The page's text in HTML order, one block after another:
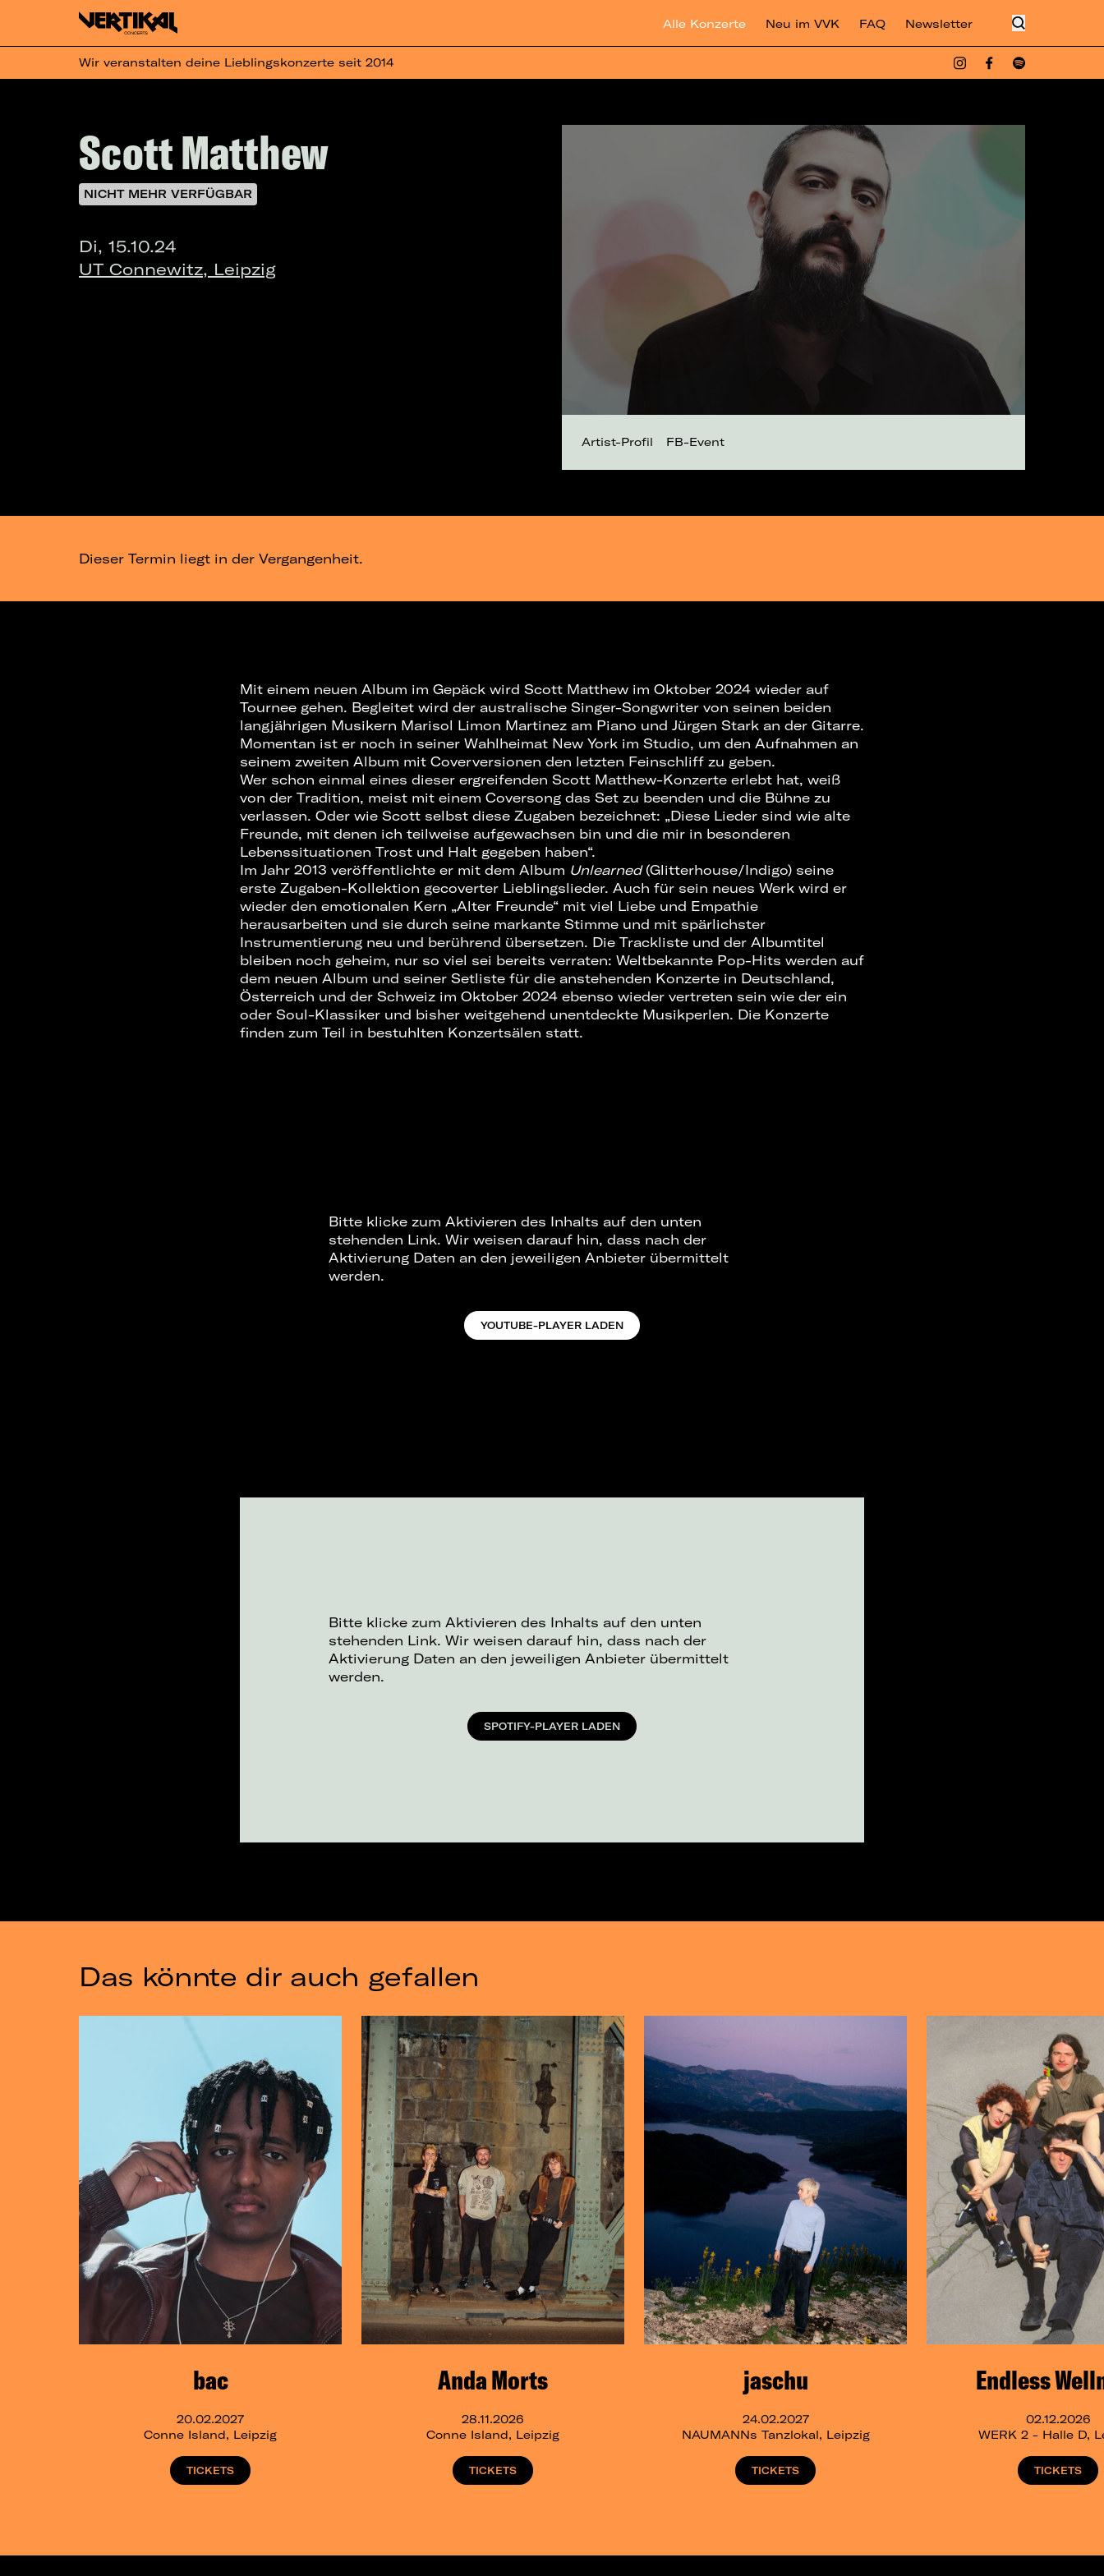
Alle Konzerte Neu im VVK FAQ Newsletter
Wir veranstalten deine Lieblingskonzerte seit 2014
Scott Matthew
NICHT MEHR VERFÜGBAR
Di, 15.10.24
UT Connewitz, Leipzig
Artist-Profil FB-Event
Dieser Termin liegt in der Vergangenheit.
Mit einem neuen Album im Gepäck wird Scott Matthew im Oktober 2024 wieder auf
Tournee gehen. Begleitet wird der australische Singer-Songwriter von seinen beiden
langjährigen Musikern Marisol Limon Martinez am Piano und Jürgen Stark an der Gitarre.
Momentan ist er noch in seiner Wahlheimat New York im Studio, um den Aufnahmen an
seinem zweiten Album mit Coverversionen den letzten Feinschliff zu geben.
Wer schon einmal eines dieser ergreifenden Scott Matthew-Konzerte erlebt hat, weiß
von der Tradition, meist mit einem Coversong das Set zu beenden und die Bühne zu
verlassen. Oder wie Scott selbst diese Zugaben bezeichnet: „Diese Lieder sind wie alte
Freunde, mit denen ich teilweise aufgewachsen bin und die mir in besonderen
Lebenssituationen Trost und Halt gegeben haben“.
Im Jahr 2013 veröffentlichte er mit dem Album Unlearned (Glitterhouse/Indigo) seine
erste Zugaben-Kollektion gecoverter Lieblingslieder. Auch für sein neues Werk wird er
wieder den emotionalen Kern „Alter Freunde“ mit viel Liebe und Empathie
herausarbeiten und sie durch seine markante Stimme und mit spärlichster
Instrumentierung neu und berührend übersetzen. Die Trackliste und der Albumtitel
bleiben noch geheim, nur so viel sei bereits verraten: Weltbekannte Pop-Hits werden auf
dem neuen Album und seiner Setliste für die anstehenden Konzerte in Deutschland,
Österreich und der Schweiz im Oktober 2024 ebenso wieder vertreten sein wie der ein
oder Soul-Klassiker und bisher weitgehend unentdeckte Musikperlen. Die Konzerte
finden zum Teil in bestuhlten Konzertsälen statt.
Bitte klicke zum Aktivieren des Inhalts auf den unten
stehenden Link. Wir weisen darauf hin, dass nach der
Aktivierung Daten an den jeweiligen Anbieter übermittelt
werden.
YOUTUBE-PLAYER LADEN
Bitte klicke zum Aktivieren des Inhalts auf den unten
stehenden Link. Wir weisen darauf hin, dass nach der
Aktivierung Daten an den jeweiligen Anbieter übermittelt
werden.
SPOTIFY-PLAYER LADEN
Das könnte dir auch gefallen
bac
20.02.2027
Conne Island, Leipzig
TICKETS
Anda Morts
28.11.2026
Conne Island, Leipzig
TICKETS
jaschu
24.02.2027
NAUMANNs Tanzlokal, Leipzig
TICKETS
Endless
02.12.2026
WERK 2 - Halle D,
TICKETS